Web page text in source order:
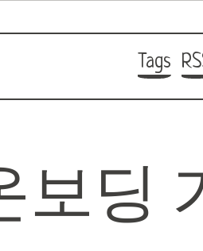
Tags
보딩